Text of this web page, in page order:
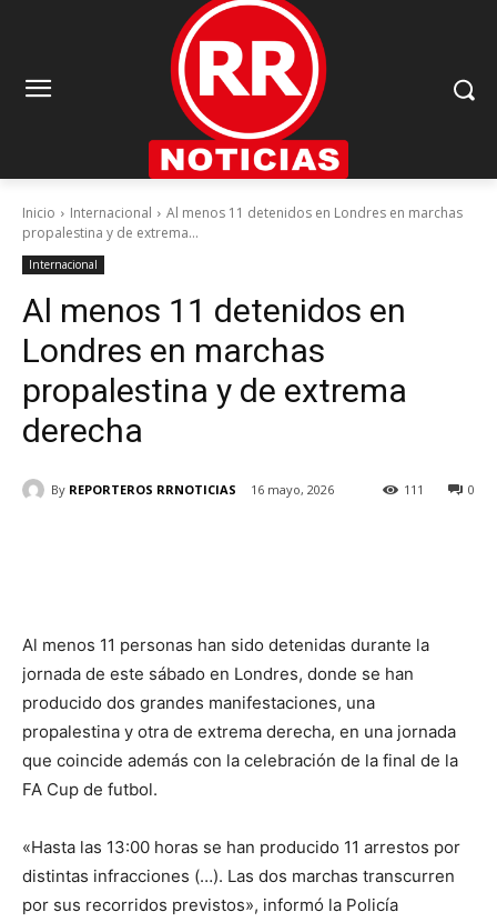
Inicio Internacional
Al menos 11 detenidos en Londres en marchas
propalestina y de extrema...
Internacional
Al menos 11 detenidos en
Londres en marchas
propalestina y de extrema
derecha
By REPORTEROS RRNOTICIAS 16 mayo, 2026 0
111
Al menos 11 personas han sido detenidas durante la
jornada de este sábado en Londres, donde se han
producido dos grandes manifestaciones, una
propalestina y otra de extrema derecha, en una jornada
que coincide además con la celebración de la final de la
FA Cup de futbol.
«Hasta las 13:00 horas se han producido 11 arrestos por
distintas infracciones (…). Las dos marchas transcurren
por sus recorridos previstos», informó la Policía